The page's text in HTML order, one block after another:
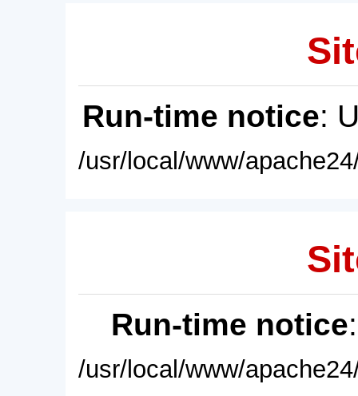
Run-time notice:
/usr/local/www/
Run-time notice
/usr/local/www/